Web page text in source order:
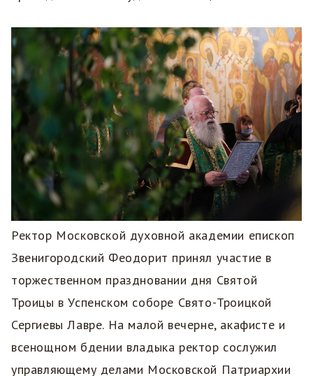
Ректор Московской духовной академии епископ
Звенигородский Феодорит принял участие в
торжественном праздновании дня Святой
Троицы в Успенском соборе Свято-Троицкой
Сергиевы Лавре. На малой вечерне, акафисте и
всенощном бдении владыка ректор сослужил
управляющему делами Московской Патриархии